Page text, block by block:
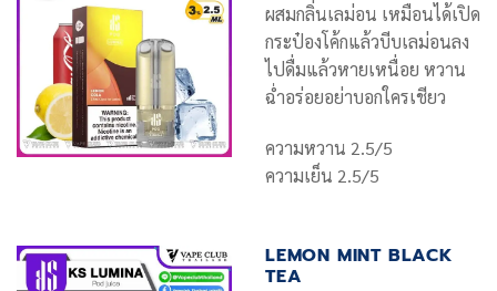
ผสมกลิ่นเลม่อน เหมือนได้เปิด
กระป๋องโค้กแล้วบีบเลม่อนลง
ไปดื่มแล้วหายเหนื่อย หวาน
ฉ่ำอร่อยอย่าบอกใครเชียว
ความหวาน 2.5/5
ความเย็น 2.5/5
LEMON MINT BLACK
TEA